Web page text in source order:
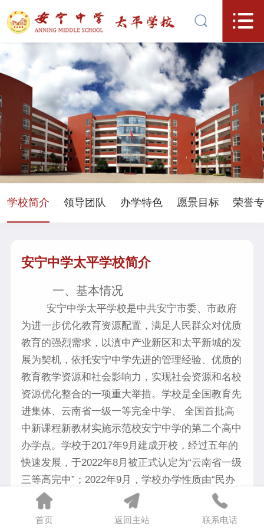
学校简介 领导团队 办学特色 愿景目标 荣誉
安宁中学太平学校简介
一、基本情况
安宁中学太平学校是中共安宁市委、市政府
为进一步优化教育资源配置，满足人民群众对优质
教育的强烈需求，以滇中产业新区和太平新城的发
展为契机，依托安宁中学先进的管理经验、优质的
教育教学资源和社会影响力，实现社会资源和名校
资源优化整合的一项重大举措。学校是全国教育先
进集体、云南省一级一等完全中学、 全国首批高
中新课程新教材实施示范校安宁中学的第二个高中
办学点。学校于2017年9月建成开校，经过五年的
快速发展，于2022年8月被正式认定为“云南省一级
三等高完中”；2022年9月，学校办学性质由“民办
公助”学校转设为“十二年一贯制”的公办学校。
二、办学条件
首页 返回主站 联系电话